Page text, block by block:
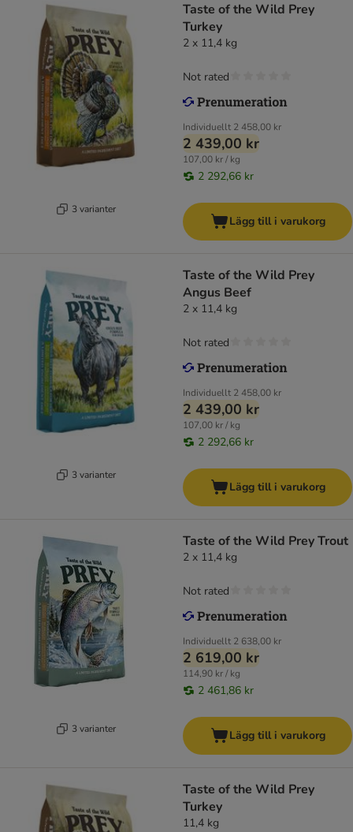
3 varianter
Taste of the Wild Prey
Turkey
2 x 11,4 kg
Individuellt 2 458,00 kr
2 439,00 kr
107,00 kr / kg
2 292,66 kr
Not rated
Lägg till i varukorg
3 varianter
Taste of the Wild Prey
Angus Beef
2 x 11,4 kg
Individuellt 2 458,00 kr
2 439,00 kr
107,00 kr / kg
2 292,66 kr
Not rated
Lägg till i varukorg
3 varianter
Taste of the Wild Prey Trout
2 x 11,4 kg
Individuellt 2 638,00 kr
2 619,00 kr
114,90 kr / kg
2 461,86 kr
Not rated
Lägg till i varukorg
Taste of the Wild Prey
Turkey
11,4 kg